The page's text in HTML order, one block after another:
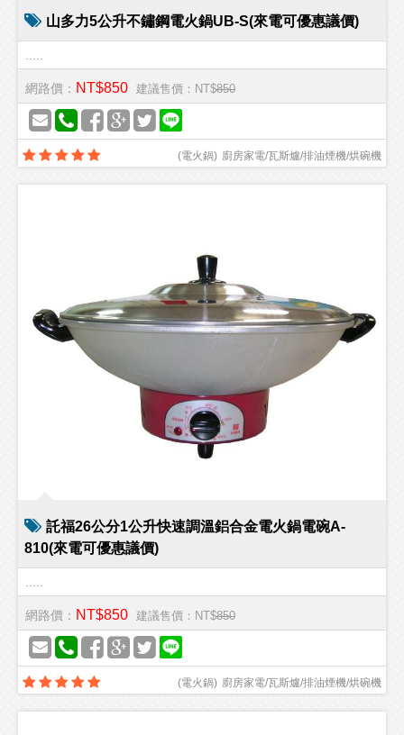
山多力5公升不鏽鋼電火鍋UB-S(來電可優惠議價)
網路價： NT$850 建議售價：NT$850
廚房家電/瓦斯爐/排油煙機/烘碗機
(電火鍋)
託福26公分1公升快速調溫鋁合金電火鍋電碗A-
810(來電可優惠議價)
網路價： NT$850 建議售價：NT$850
廚房家電/瓦斯爐/排油煙機/烘碗機
(電火鍋)